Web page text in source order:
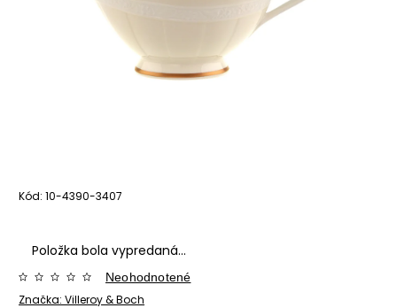
Kód: 10-4390-3407
Položka bola vypredaná…
Značka: Villeroy & Boch
Neohodnotené